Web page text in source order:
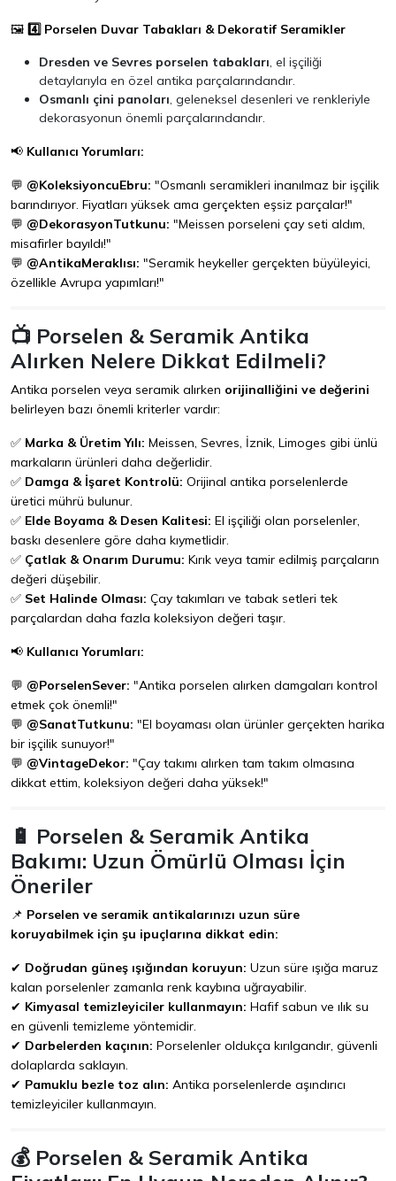
🖼 4️⃣ Porselen Duvar Tabakları & Dekoratif Seramikler
Dresden ve Sevres porselen tabakları, el işçiliği
detaylarıyla en özel antika parçalarındandır.
Osmanlı çini panoları, geleneksel desenleri ve renkleriyle
dekorasyonun önemli parçalarındandır.
📢 Kullanıcı Yorumları:
💬 @KoleksiyoncuEbru: "Osmanlı seramikleri inanılmaz bir işçilik
barındırıyor. Fiyatları yüksek ama gerçekten eşsiz parçalar!"
💬 @DekorasyonTutkunu: "Meissen porseleni çay seti aldım,
misafirler bayıldı!"
💬 @AntikaMeraklısı: "Seramik heykeller gerçekten büyüleyici,
özellikle Avrupa yapımları!"
📺 Porselen & Seramik Antika
Alırken Nelere Dikkat Edilmeli?
Antika porselen veya seramik alırken orijinalliğini ve değerini
belirleyen bazı önemli kriterler vardır:
✅ Marka & Üretim Yılı: Meissen, Sevres, İznik, Limoges gibi ünlü
markaların ürünleri daha değerlidir.
✅ Damga & İşaret Kontrolü: Orijinal antika porselenlerde
üretici mührü bulunur.
✅ Elde Boyama & Desen Kalitesi: El işçiliği olan porselenler,
baskı desenlere göre daha kıymetlidir.
✅ Çatlak & Onarım Durumu: Kırık veya tamir edilmiş parçaların
değeri düşebilir.
✅ Set Halinde Olması: Çay takımları ve tabak setleri tek
parçalardan daha fazla koleksiyon değeri taşır.
📢 Kullanıcı Yorumları:
💬 @PorselenSever: "Antika porselen alırken damgaları kontrol
etmek çok önemli!"
💬 @SanatTutkunu: "El boyaması olan ürünler gerçekten harika
bir işçilik sunuyor!"
💬 @VintageDekor: "Çay takımı alırken tam takım olmasına
dikkat ettim, koleksiyon değeri daha yüksek!"
🔋 Porselen & Seramik Antika
Bakımı: Uzun Ömürlü Olması İçin
Öneriler
📌 Porselen ve seramik antikalarınızı uzun süre
koruyabilmek için şu ipuçlarına dikkat edin:
✔ Doğrudan güneş ışığından koruyun: Uzun süre ışığa maruz
kalan porselenler zamanla renk kaybına uğrayabilir.
✔ Kimyasal temizleyiciler kullanmayın: Hafif sabun ve ılık su
en güvenli temizleme yöntemidir.
✔ Darbelerden kaçının: Porselenler oldukça kırılgandır, güvenli
dolaplarda saklayın.
✔ Pamuklu bezle toz alın: Antika porselenlerde aşındırıcı
temizleyiciler kullanmayın.
💰 Porselen & Seramik Antika